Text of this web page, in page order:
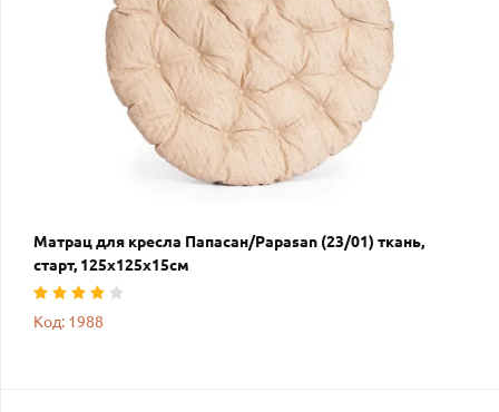
Матрац для кресла Папасан/Papasan (23/01) ткань,
старт, 125х125х15см
Код: 1988